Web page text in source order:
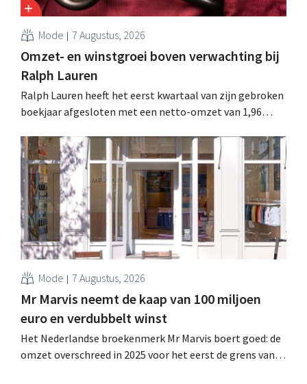
Mode 7 Augustus, 2026
Omzet- en winstgroei boven verwachting bij
Ralph Lauren
Ralph Lauren heeft het eerst kwartaal van zijn gebroken
boekjaar afgesloten met een netto-omzet van 1,96
is dan een jaar eerder. Na die beter dan verwachte start
verhoogt het bedrijf ook zijn vooruitzichten voor het
volledige boekjaar.
Mode 7 Augustus, 2026
Mr Marvis neemt de kaap van 100 miljoen
euro en verdubbelt winst
Het Nederlandse broekenmerk Mr Marvis boert goed: de
omzet overschreed in 2025 voor het eerst de grens van